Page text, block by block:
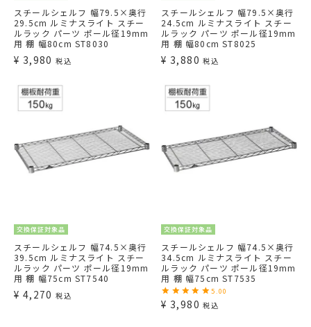
スチールシェルフ 幅79.5×奥行
29.5cm ルミナスライト スチー
ルラック パーツ ポール径19mm
用 棚 幅80cm ST8030
¥ 3,980 税込
スチールシェルフ 幅79.5×奥行
24.5cm ルミナスライト スチー
ルラック パーツ ポール径19mm
用 棚 幅80cm ST8025
¥ 3,880 税込
交換保証対象品
スチールシェルフ 幅74.5×奥行
39.5cm ルミナスライト スチー
ルラック パーツ ポール径19mm
用 棚 幅75cm ST7540
¥ 4,270 税込
交換保証対象品
スチールシェルフ 幅74.5×奥行
34.5cm ルミナスライト スチー
ルラック パーツ ポール径19mm
用 棚 幅75cm ST7535
5.00
¥ 3,980 税込